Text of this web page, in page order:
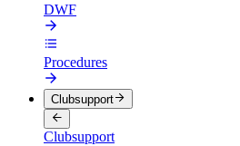
DWF
Procedures
Clubsupport
Clubsupport